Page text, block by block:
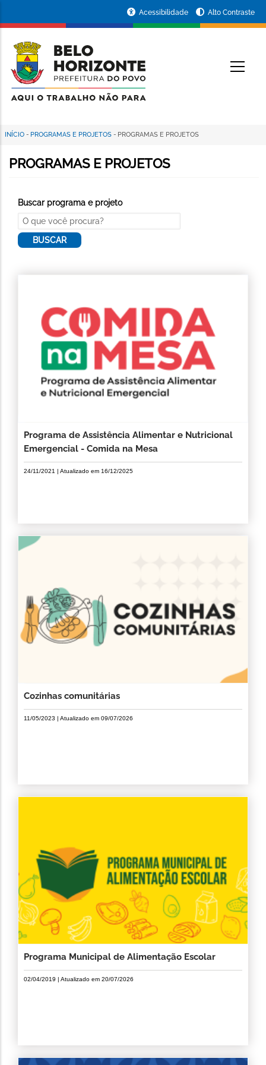
conteúdo
principal
da
Prefeitura
de
Horizonte
Acessibilidade Alto Contraste
Trilha
de
INÍCIO - PROGRAMAS E PROJETOS - PROGRAMAS E PROJETOS
Buscar programa e projeto
PROGRAMAS E PROJETOS
Programa de Assistência Alimentar e Nutricional
Emergencial - Comida na Mesa
24/11/2021 | Atualizado em 16/12/2025
Cozinhas comunitárias
11/05/2023 | Atualizado em 09/07/2026
Programa Municipal de Alimentação Escolar
02/04/2019 | Atualizado em 20/07/2026